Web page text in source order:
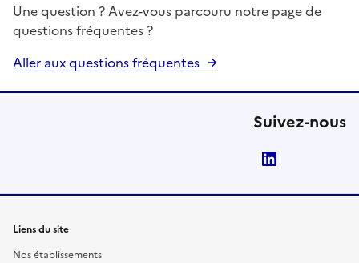
Une question ? Avez-vous parcouru notre page de
questions fréquentes ?
Aller aux questions fréquentes
Suivez-nous
Liens du site
Nos établissements